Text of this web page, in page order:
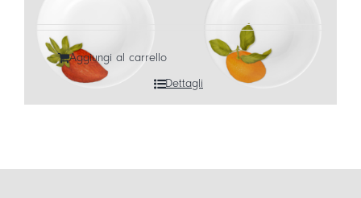
Aggiungi al carrello
Dettagli